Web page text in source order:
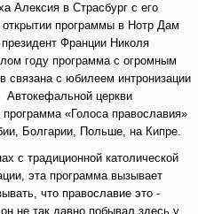
Алексия в Страсбург с его
программы в Нотр Дам
Франции Николя
году программа с огромным
с юбилеем интронизации
Автокефальной церкви
«Голоса православия»
Болгарии, Польше, на Кипре.
с традиционной католической
эта программа вызывает
что православие это -
не так давно побывал здесь у